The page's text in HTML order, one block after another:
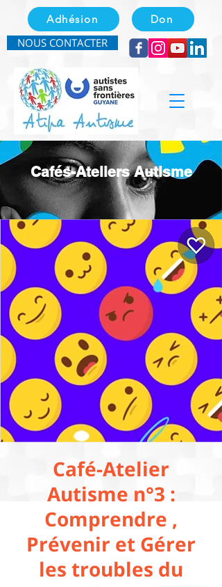
Adhésion Don
NOUS CONTACTER
Cafés-Ateliers Autisme
Café-Atelier
Autisme n°3 :
Comprendre ,
Prévenir et Gérer
les troubles du